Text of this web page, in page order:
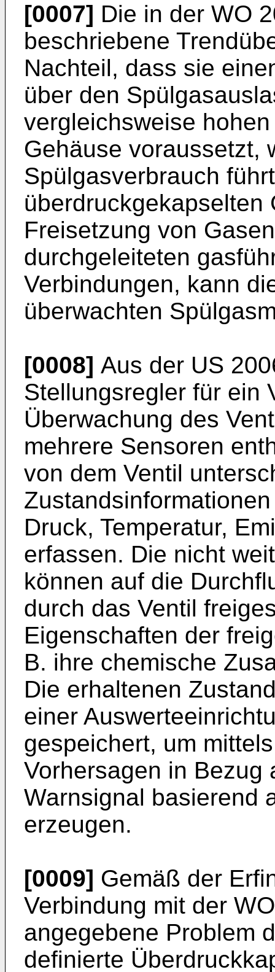
[0007] Die in der WO
beschriebene
Nachteil, dass sie
über den
vergleichsweise
Gehäuse voraussetzt,
Spülgasverbrauch
überdruckgekapselten
Freisetzung von
durchgeleiteten
Verbindungen, kann
überwachten
[0008] Aus der US
Stellungsregler für ein
Überwachung des
mehrere Sensoren
von dem Ventil
Druck, Temperatur,
erfassen. Die nicht
können auf die
durch das Ventil
Eigenschaften der
B. ihre chemische
Die erhaltenen
einer
gespeichert, um
Vorhersagen in Bezug
Warnsignal basierend
erzeugen.
[0009] Gemäß der
Verbindung mit der
angegebene Problem
definierte